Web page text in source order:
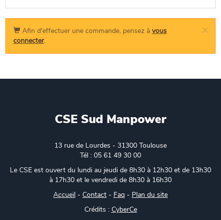
×
Afin d'effectuer une commande, pensez à vous
connecter.
CSE Sud Manpower
13 rue de Lourdes - 31300 Toulouse
Tél : 05 61 49 30 00
Le CSE est ouvert du lundi au jeudi de 8h30 à 12h30 et de 13h30
à 17h30 et le vendredi de 8h30 à 16h30
Accueil - Contact - Faq - Plan du site
Crédits : CyberCe